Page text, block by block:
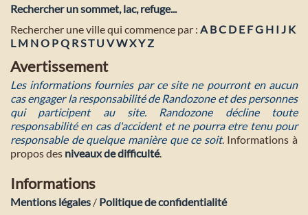
Rechercher un sommet, lac, refuge...
Rechercher une ville qui commence par : A BC D E FG H I J K
L M NO PQ RST U VWXYZ
Avertissement
Les informations fournies par ce site ne pourront en aucun
cas engager la responsabilité de Randozone et des personnes
qui participent au site. Randozone décline toute
responsabilité en cas d'accident et ne pourra etre tenu pour
responsable de quelque manière que ce soit. Informations à
propos des niveaux de difficulté.
Informations
Mentions légales / Politique de confidentialité